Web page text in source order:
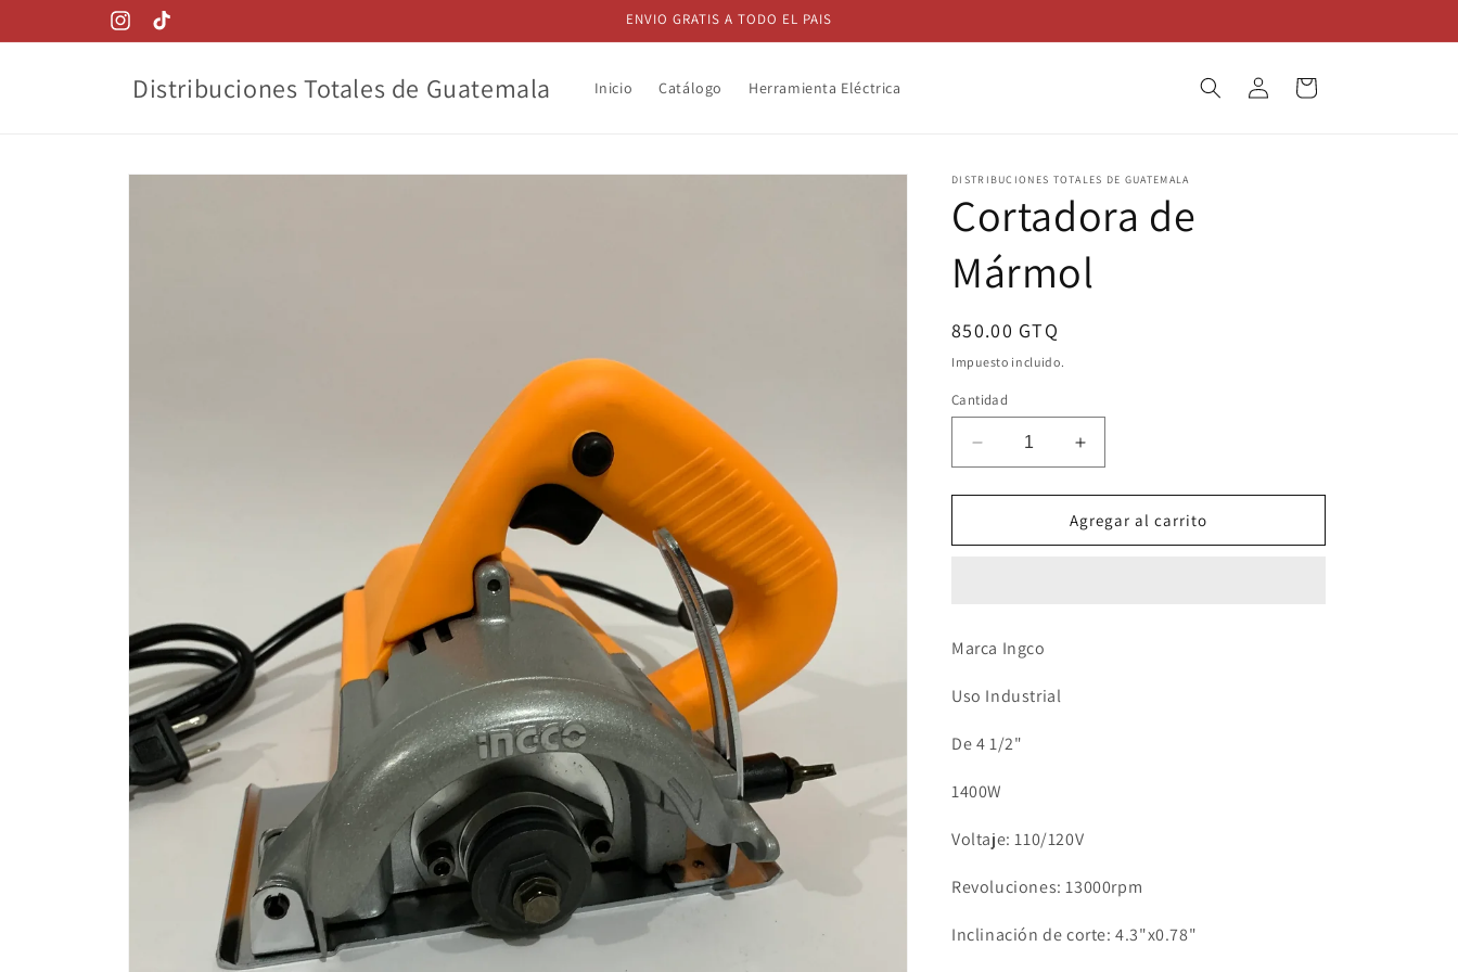
directamente
al contenido
InstagramTikTok
ENVIO GRATIS A TODO EL PAIS
Distribuciones Totales de Guatemala Inicio Catálogo Herramienta Eléctrica
Iniciar
sesión
Carrito
directamente
DISTRIBUCIONES TOTALES DE GUATEMALA
Cortadora de
Mármol
Precio
habitual
850.00 GTQ
Impuesto incluido.
Cantidad
Reducir
cantidad
para
de
Aumentar
cantidad
para
Cortadora
de
Agregar al carrito
Marca Ingco
Uso Industrial
De 4 1/2"
1400W
Voltaje: 110/120V
Revoluciones: 13000rpm
Inclinación de corte: 4.3"x0.78"